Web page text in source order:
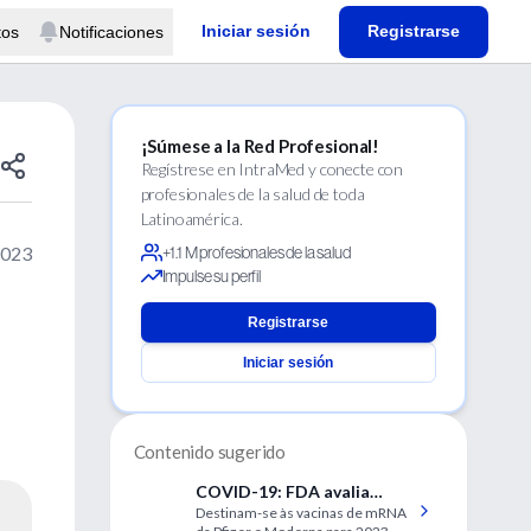
Notificaciones Iniciar sesión Registrarse
¡Súmese a la Red Profesional!
Regístrese en IntraMed y conecte con
profesionales de la salud de toda
Latinoamérica.
+1.1 M profesionales de la salud
Impulse su perfil
Registrarse
Iniciar sesión
Contenido sugerido
COVID-19: FDA avalia
vacinas monovaqlentes
Destinam-se às vacinas de mRNA